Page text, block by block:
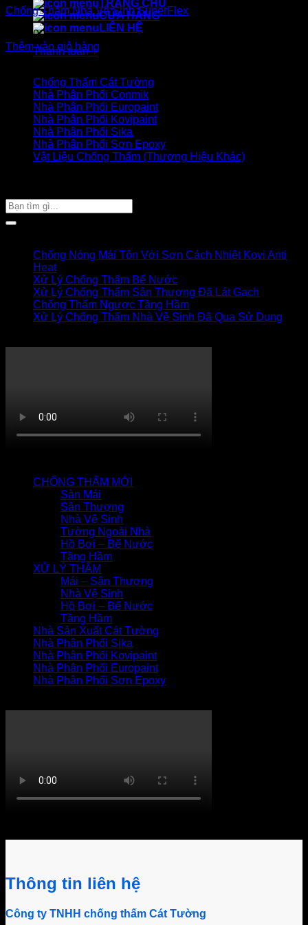
TRANG CHỦ
CỬA HÀNG
LIÊN HỆ
Thanh toán +
Chống Thấm Nhà Vệ Sinh SuperFlex
900.000₫
Thêm vào giỏ hàng
Danh mục sản phẩm
Chống Thấm Cát Tường
Nhà Phân Phối Conmik
Nhà Phân Phối Europaint
Nhà Phân Phối Kovipaint
Nhà Phân Phối Sika
Nhà Phân Phối Sơn Epoxy
Vật Liệu Chống Thấm (Thương Hiệu Khác)
Tìm
kiếm:
Chống Nóng Mái Tôn Với Sơn Cách Nhiệt Kovi Anti
Heat
Xử Lý Chống Thấm Bể Nước
Xử Lý Chống Thấm Sân Thượng Đã Lát Gạch
Chống Thấm Ngược Tầng Hầm
Xử Lý Chống Thấm Nhà Vệ Sinh Đã Qua Sử Dụng
CHỐNG THẤM MỚI
Sàn Mái
Sân Thượng
Nhà Vệ Sinh
Tường Ngoài Nhà
Hồ Bơi – Bể Nước
Tầng Hầm
XỬ LÝ THẤM
Mái – Sân Thượng
Nhà Vệ Sinh
Hồ Bơi – Bể Nước
Tầng Hầm
Nhà Sản Xuất Cát Tường
Nhà Phân Phối Sika
Nhà Phân Phối Kovipaint
Nhà Phân Phối Europaint
Nhà Phân Phối Sơn Epoxy
Thông tin liên hệ
Công ty TNHH chống thấm Cát Tường